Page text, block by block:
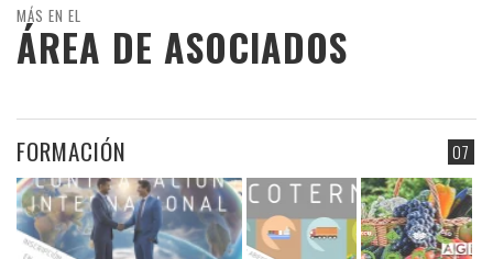
MÁS EN EL
ÁREA DE ASOCIADOS
07
FORMACIÓN